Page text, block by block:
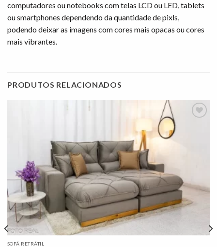
computadores ou notebooks com telas LCD ou LED, tablets
ou smartphones dependendo da quantidade de pixls,
podendo deixar as imagens com cores mais opacas ou cores
mais vibrantes.
PRODUTOS RELACIONADOS
SOFÁ RETRÁTIL